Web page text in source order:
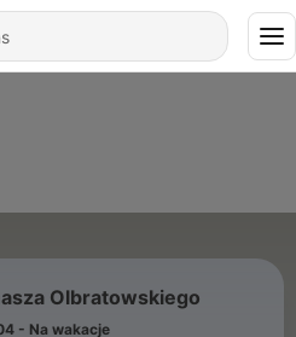
Olbratowskiego
- Na wakacje